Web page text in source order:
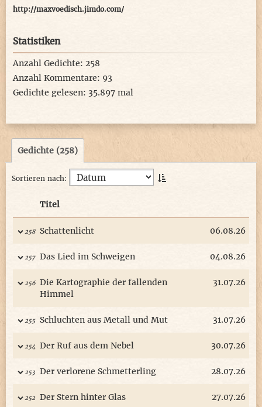
http://maxvoedisch.jimdo.com/
Statistiken
Anzahl Gedichte: 258
Anzahl Kommentare: 93
Gedichte gelesen: 35.897 mal
Gedichte (258)
Sortieren nach:
Titel
258 Schattenlicht 06.08.26
257 Das Lied im Schweigen 04.08.26
256 Die Kartographie der fallenden
Himmel
31.07.26
255 Schluchten aus Metall und Mut 31.07.26
254 Der Ruf aus dem Nebel 30.07.26
253 Der verlorene Schmetterling 28.07.26
252 Der Stern hinter Glas 27.07.26